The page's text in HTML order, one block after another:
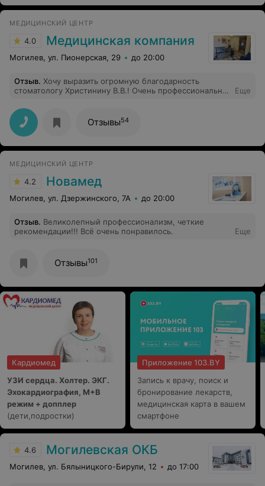
МЕДИЦИНСКИЙ ЦЕНТР
4.0 Медицинская компания
Могилев, ул. Пионерская, 29 до 20:00
Отзыв. Хочу выразить огромную благодарность
стоматологу Христинину В.В.! Очень профессионально,
Еще
Отзывы54
МЕДИЦИНСКИЙ ЦЕНТР
4.2 Новамед
Могилев, ул. Дзержинского, 7А до 20:00
Отзыв. Великолепный профессионализм, четкие
рекомендации!!! Всё очень понравилось.
Еще
Отзывы101
Кардиомед
УЗИ сердца. Холтер. ЭКГ.
Эхокардиография, М+В
режим + допплер
(дети,подростки)
Приложение 103.BY
Запись к врачу, поиск и
бронирование лекарств,
медицинская карта в вашем
смартфоне
4.6 Могилевская ОКБ
Могилев, ул. Бялыницкого-Бирули, 12 до 17:00